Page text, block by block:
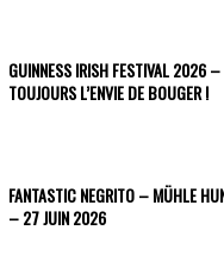
GUINNESS IRISH FESTIVAL 2026 –
TOUJOURS L’ENVIE DE BOUGER !
FANTASTIC NEGRITO – MÜHLE
– 27 JUIN 2026